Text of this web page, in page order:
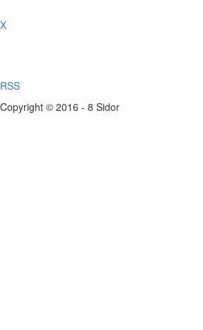
X
RSS
Copyright © 2016 - 8 Sidor